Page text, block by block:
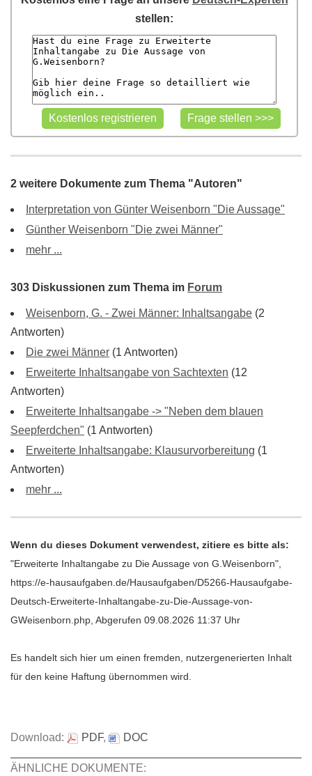
stellen:
2 weitere Dokumente zum Thema "Autoren"
Interpretation von Günter Weisenborn "Die Aussage"
Günther Weisenborn "Die zwei Männer"
mehr ...
303 Diskussionen zum Thema im Forum
Weisenborn, G. - Zwei Männer: Inhaltsangabe (2
Antworten)
Die zwei Männer (1 Antworten)
Erweiterte Inhaltsangabe von Sachtexten (12
Antworten)
Erweiterte Inhaltsangabe -> "Neben dem blauen
Seepferdchen" (1 Antworten)
Erweiterte Inhaltsangabe: Klausurvorbereitung (1
Antworten)
mehr ...
Wenn du dieses Dokument verwendest, zitiere es bitte als:
"Erweiterte Inhaltangabe zu Die Aussage von G.Weisenborn",
https://e-hausaufgaben.de/Hausaufgaben/D5266-Hausaufgabe-
Deutsch-Erweiterte-Inhaltangabe-zu-Die-Aussage-von-
GWeisenborn.php, Abgerufen 09.08.2026 11:37 Uhr
Es handelt sich hier um einen fremden, nutzergenerierten Inhalt
für den keine Haftung übernommen wird.
Download: PDF, DOC
ÄHNLICHE DOKUMENTE: